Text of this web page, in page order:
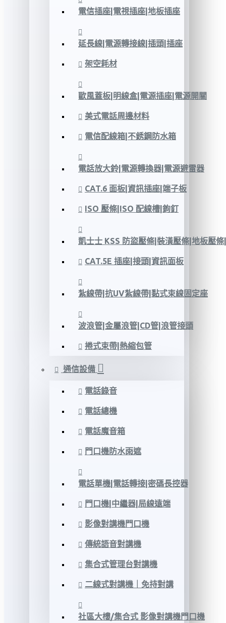
電信插座|電視插座|地板插座
延長線|電源轉接線|插頭|插座
架空耗材
歐風蓋板|明線盒|電源插座|電源開關
美式電話周邊材料
電信配線箱|不銹鋼防水箱
電話放大鈴|電源轉換器|電源避雷器
CAT.6 面板|資訊插座|端子板
ISO 壓條|ISO 配線槽|鉤釘
凱士士 KSS 防盜壓條|裝潢壓條|地板壓
CAT.5E 插座|接頭|資訊面板
紮線帶|抗UV紮線帶|黏式束線固定座
波浪管|金屬浪管|CD管|浪管接頭
捲式束帶|熱縮包管
通信設備
電話錄音
電話總機
電話魔音箱
門口機防水雨遮
電話單機|電話轉接|密碼長控器
門口機|中繼器|局線遠端
影像對講機門口機
傳統語音對講機
集合式管理台對講機
二線式對講機｜免持對講
社區大樓/集合式 影像對講機門口機